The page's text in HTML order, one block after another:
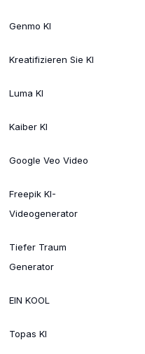
Genmo KI
Kreatifizieren Sie KI
Luma KI
Kaiber KI
Google Veo Video
Freepik KI-
Videogenerator
Tiefer Traum
Generator
EIN KOOL
Topas KI